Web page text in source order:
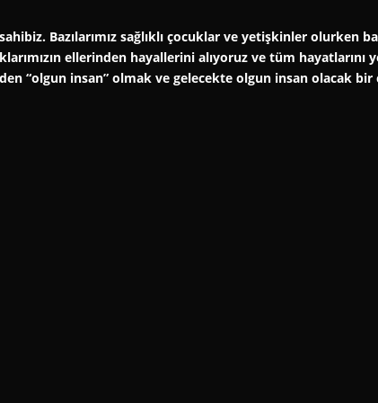
Bazılarımız sağlıklı çocuklar ve yetişkinler olurken
ellerinden hayallerini alıyoruz ve tüm
“olgun insan” olmak ve gelecekte olgun insan olacak